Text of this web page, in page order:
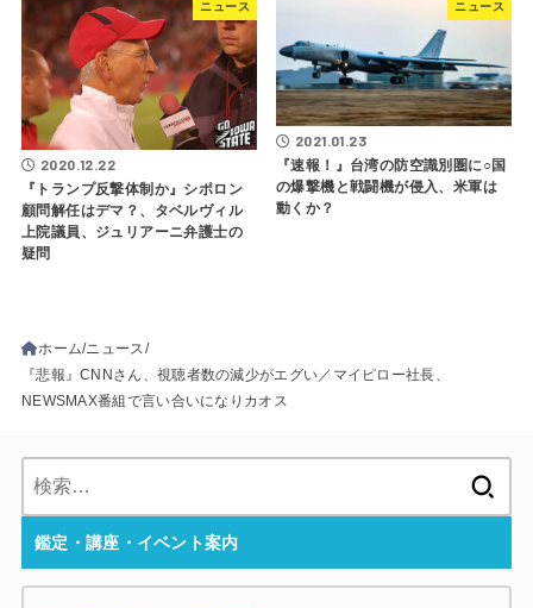
ニュース
2020.12.22
『トランプ反撃体制か』シポロン
顧問解任はデマ？、タベルヴィル
上院議員、ジュリアーニ弁護士の
疑問
ニュース
2021.01.23
『速報！』台湾の防空識別圏に○国
の爆撃機と戦闘機が侵入、米軍は
動くか？
ホーム ニュース
『悲報』CNNさん、視聴者数の減少がエグい／マイピロー社長、
NEWSMAX番組で言い合いになりカオス
鑑定・講座・イベント案内